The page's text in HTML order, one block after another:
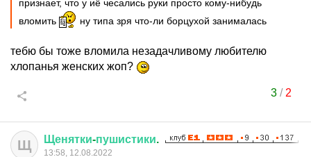
признает, что у иё чесались руки просто кому-нибудь
вломить
ну типа зря что-ли борцухой занималась
тебю бы тоже вломила незадачливому любителю
хлопанья женских жоп?
3/ 2
Щ Щенятки-пушистики.
13:58, 12.08.2022